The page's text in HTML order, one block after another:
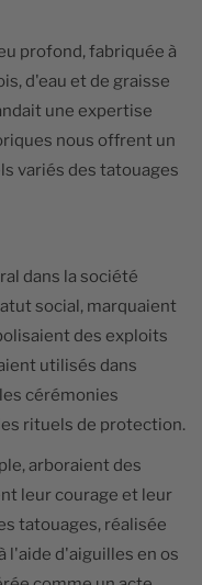
profond, fabriquée à
d'eau et de graisse
une expertise
nous offrent un
variés des tatouages
dans la société
social, marquaient
des exploits
utilisés dans
cérémonies
rituels de protection.
arboraient des
leur courage et leur
tatouages, réalisée
l'aide d'aiguilles en os